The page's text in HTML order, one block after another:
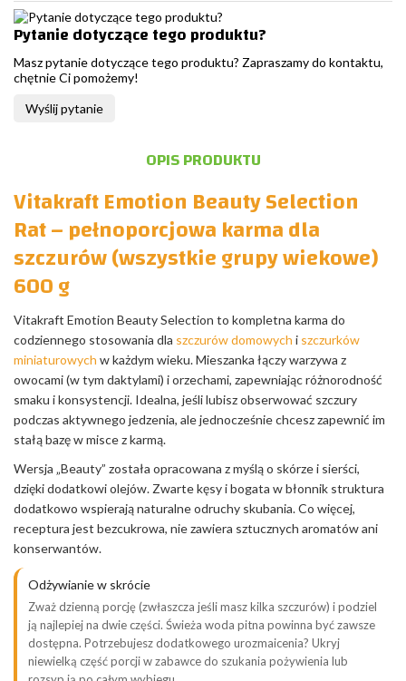
Pytanie dotyczące tego produktu?
Masz pytanie dotyczące tego produktu? Zapraszamy do kontaktu,
chętnie Ci pomożemy!
Wyślij pytanie
OPIS PRODUKTU
Vitakraft Emotion Beauty Selection
Rat – pełnoporcjowa karma dla
szczurów (wszystkie grupy wiekowe)
600 g
Vitakraft Emotion Beauty Selection to kompletna karma do
codziennego stosowania dla szczurów domowych i szczurków
miniaturowych w każdym wieku. Mieszanka łączy warzywa z
owocami (w tym daktylami) i orzechami, zapewniając różnorodność
smaku i konsystencji. Idealna, jeśli lubisz obserwować szczury
podczas aktywnego jedzenia, ale jednocześnie chcesz zapewnić im
stałą bazę w misce z karmą.
Wersja „Beauty” została opracowana z myślą o skórze i sierści,
dzięki dodatkowi olejów. Zwarte kęsy i bogata w błonnik struktura
dodatkowo wspierają naturalne odruchy skubania. Co więcej,
receptura jest bezcukrowa, nie zawiera sztucznych aromatów ani
konserwantów.
Odżywianie w skrócie
Zważ dzienną porcję (zwłaszcza jeśli masz kilka szczurów) i podziel
ją najlepiej na dwie części. Świeża woda pitna powinna być zawsze
dostępna. Potrzebujesz dodatkowego urozmaicenia? Ukryj
niewielką część porcji w zabawce do szukania pożywienia lub